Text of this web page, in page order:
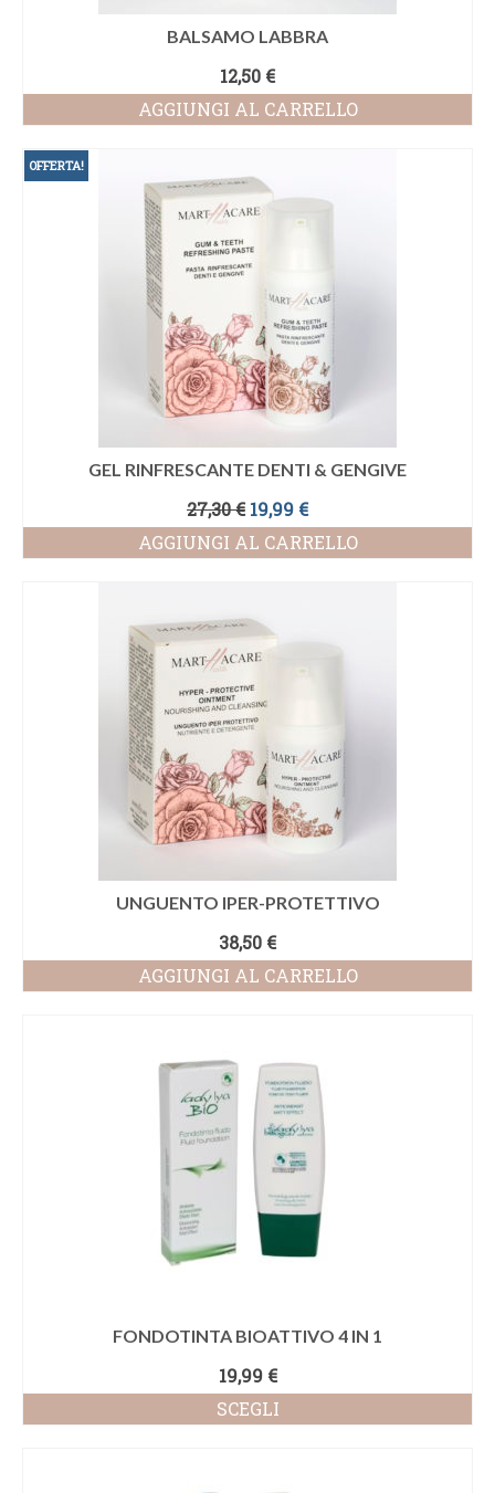
BALSAMO LABBRA
12,50 €
AGGIUNGI AL CARRELLO
OFFERTA!
GEL RINFRESCANTE DENTI & GENGIVE
27,30€ Il
prezzo
originale
19,99 €Il
prezzo
attuale
AGGIUNGI AL CARRELLO
UNGUENTO IPER-PROTETTIVO
38,50 €
AGGIUNGI AL CARRELLO
FONDOTINTA BIOATTIVO 4 IN 1
19,99 €
SCEGLI